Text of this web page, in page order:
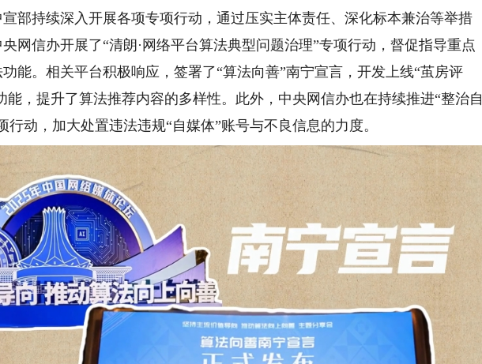
持续深入开展各项专项行动，通过压实主体责任、深化标本兼治等举措
网信办开展了“清朗·网络平台算法典型问题治理”专项行动，督促指导重点
能。相关平台积极响应，签署了“算法向善”南宁宣言，开发上线“茧房评
能，提升了算法推荐内容的多样性。此外，中央网信办也在持续推进“整治自
行动，加大处置违法违规“自媒体”账号与不良信息的力度。